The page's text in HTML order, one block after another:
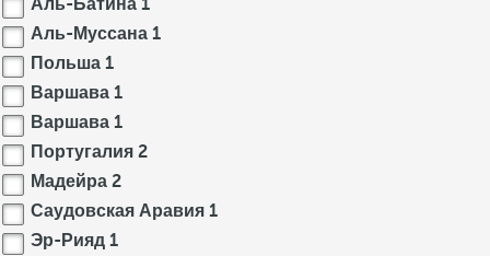
Аль-Батина 1
Аль-Муссана 1
Польша 1
Варшава 1
Варшава 1
Португалия 2
Мадейра 2
Саудовская Аравия 1
Эр-Рияд 1